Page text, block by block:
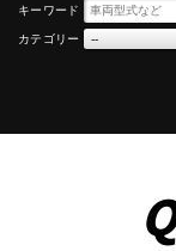
キーワード
カテゴリー